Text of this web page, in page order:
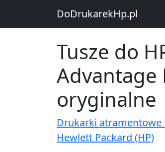
DoDrukarekHp.pl
Tusze do
Advantage
oryginalne
Drukarki
Hewlett Packard (HP)